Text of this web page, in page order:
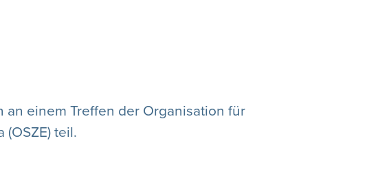
einem Treffen der Organisation für
teil.